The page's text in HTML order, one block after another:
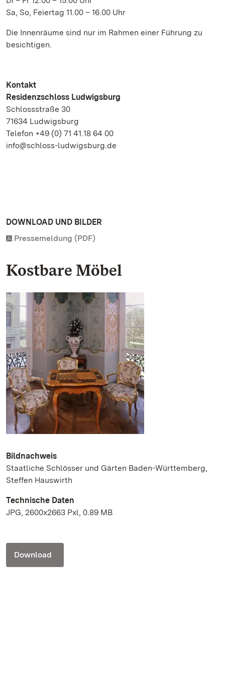
Sa, So, Feiertag 11.00 – 16.00 Uhr
Die Innenräume sind nur im Rahmen einer Führung zu
besichtigen.
Kontakt
Residenzschloss Ludwigsburg
Schlossstraße 30
71634 Ludwigsburg
Telefon +49 (0) 71 41.18 64 00
info@schloss-ludwigsburg.de
DOWNLOAD UND BILDER
Pressemeldung (PDF)
Kostbare Möbel
Bildnachweis
Staatliche Schlösser und Gärten Baden-Württemberg,
Steffen Hauswirth
Technische Daten
JPG, 2600x2663 Pxl, 0.89 MB
Download